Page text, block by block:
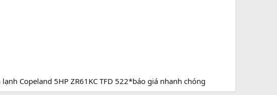
Copeland 5HP ZR61KC TFD 522*báo giá nhanh chóng